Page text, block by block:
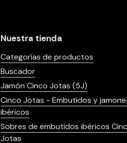
Nuestra tienda
Categorías de productos
Buscador
Jamón Cinco Jotas (5J)
Cinco Jotas - Embutidos y
ibéricos
Sobres de embutidos ibéricos
Jotas